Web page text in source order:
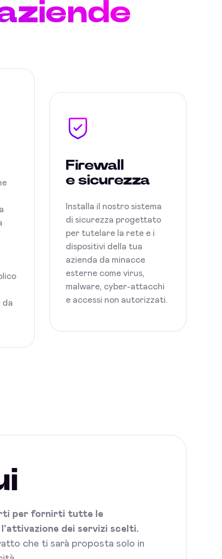
da
Firewall
e sicurezza
Installa il nostro sistema
di sicurezza progettato
per tutelare la rete e i
dispositivi della tua
azienda da minacce
esterne come virus,
malware, cyber-attacchi
e accessi non autorizzati.
per fornirti tutte le
dei servizi scelti.
che ti sarà proposta solo in